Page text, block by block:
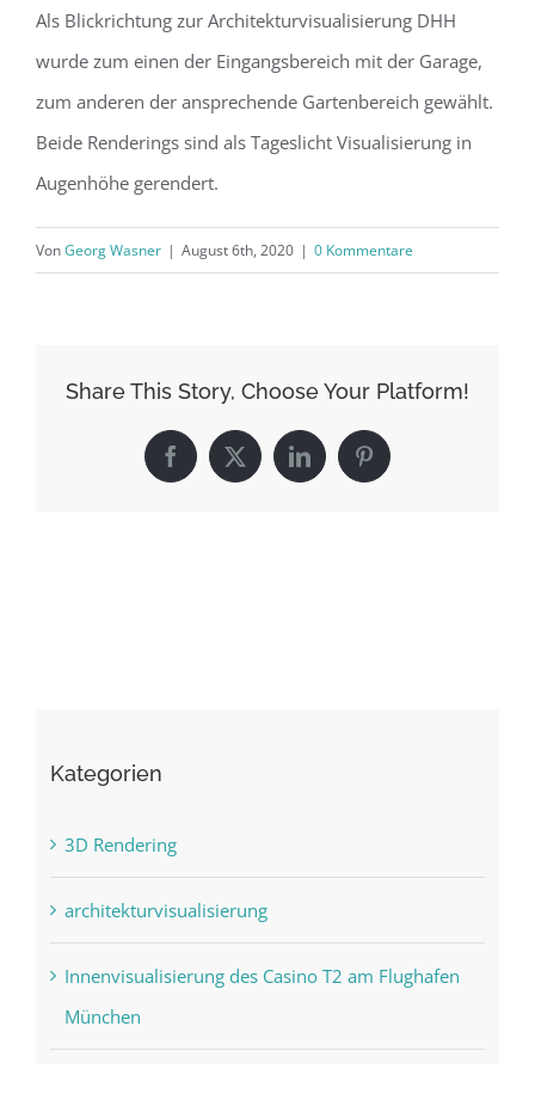
Als Blickrichtung zur Architekturvisualisierung DHH
wurde zum einen der Eingangsbereich mit der Garage,
zum anderen der ansprechende Gartenbereich gewählt.
Beide Renderings sind als Tageslicht Visualisierung in
Augenhöhe gerendert.
VonGeorg Wasner | August 6th, 2020 | 0 Kommentare
Share This Story, Choose Your Platform!
Facebook
X LinkedInPinterest
Kategorien
3D Rendering
architekturvisualisierung
Innenvisualisierung des Casino T2 am Flughafen
München